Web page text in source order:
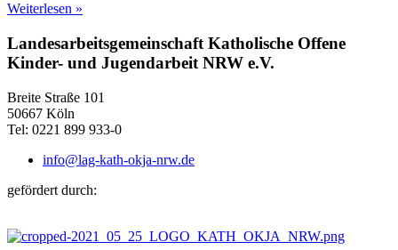
Weiterlesen »
Landesarbeitsgemeinschaft Katholische Offene
Kinder- und Jugendarbeit NRW e.V.
Breite Straße 101
50667 Köln
Tel: 0221 899 933-0
info@lag-kath-okja-nrw.de
gefördert durch: